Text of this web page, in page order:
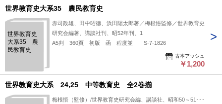
世界教育史大系35 農民教育史
世界教育史
大系35 農
民教育史
赤司政雄、田中昭徳、浜田陽太郎著／梅根悟監修／世界教育史
研究会編著、講談社刊、昭52年刊、1
A5判 360頁 初版 函 程度並 S-7-1826
古本アッシュ
￥1,200
世界教育史大系 24,25 中等教育史 全2巻揃
梅根悟（監修）/世界教育史研究会編、講談社、昭和50～51、2